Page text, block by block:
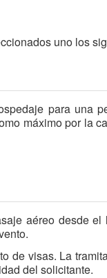
uno los
para una
máximo por la
aéreo desde
de visas. La
del solicitante.